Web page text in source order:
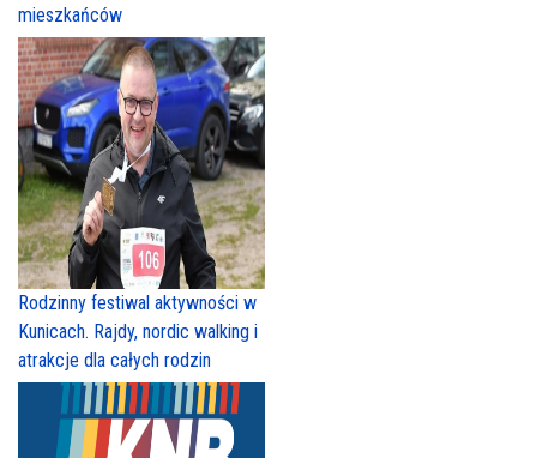
mieszkańców
Rodzinny festiwal aktywności w
Kunicach. Rajdy, nordic walking i
atrakcje dla całych rodzin